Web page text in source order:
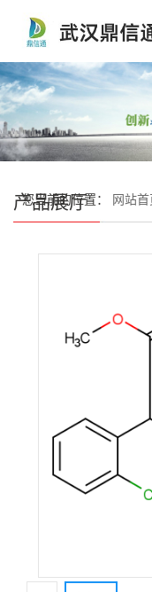
产品展厅
您当前的位置： 网站首